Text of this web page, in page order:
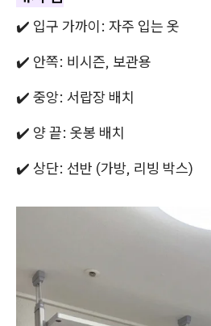
✔️ 입구 가까이: 자주 입는 옷
✔️ 안쪽: 비시즌, 보관용
✔️ 중앙: 서랍장 배치
✔️ 양 끝: 옷봉 배치
✔️ 상단: 선반 (가방, 리빙 박스)